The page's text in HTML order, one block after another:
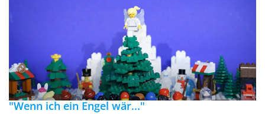
"Wenn ich ein Engel wär..."